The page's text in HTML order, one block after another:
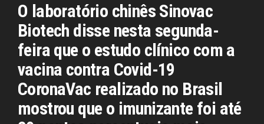
O laboratório chinês Sinovac
Biotech disse nesta segunda-
feira que o estudo clínico com a
vacina contra Covid-19
CoronaVac realizado no Brasil
mostrou que o imunizante foi até